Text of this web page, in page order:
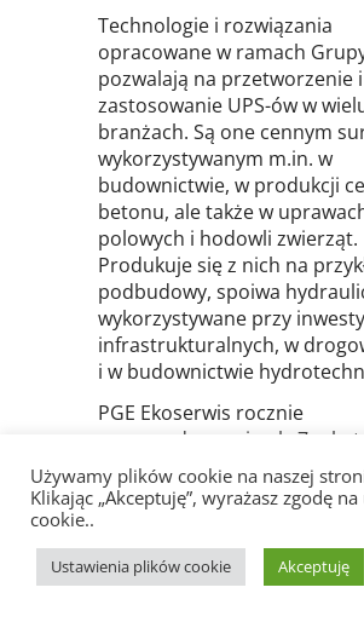
Technologie i rozwiązania
opracowane w ramach
pozwalają na przetworzenie i
zastosowanie UPS-ów w
branżach. Są one cennym
wykorzystywanym m.in. w
budownictwie, w produkcji
betonu, ale także w
polowych i hodowli zwierząt.
Produkuje się z nich na
podbudowy, spoiwa
wykorzystywane przy
infrastrukturalnych, w
i w budownictwie
PGE Ekoserwis rocznie
zagospodarowuje ok. 7 mln t
odpadów i produktów
energetyki. Przetwarza je na
produktów, zaopatrując w nie
producentów betonu i
Używamy plików cookie na naszej
Klikając „Akceptuję”, wyrażasz zgodę
cookie..
Ustawienia plików cookie Akceptuję